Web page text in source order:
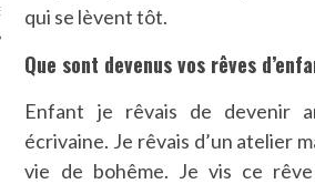
qui se lèvent tôt.
Que sont devenus vos rêves
Enfant je rêvais de devenir
écrivaine. Je rêvais d’un atelier
vie de bohême. Je vis ce